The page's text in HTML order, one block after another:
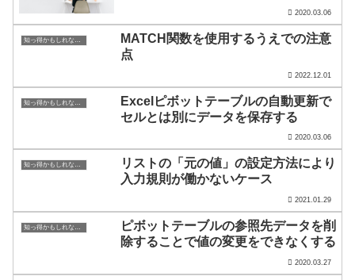
2020.03.06
知っ得かもしれないExcelの癖－その2
MATCH関数を使用するうえでの注意
点
2022.12.01
Excelピボットテーブルの自動更新で
セルとは別にデータを保存する
2020.03.06
知っ得かもしれないExcelの癖－その2
リストの「元の値」の設定方法により
入力規則が働かないケース
2021.01.29
知っ得かもしれないExcelの癖－その2
ピボットテーブルの参照先データを削
除することで値の変更をできなくする
2020.03.27